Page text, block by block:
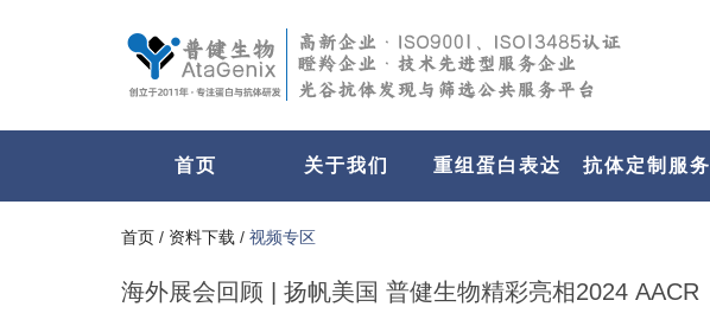
首页 关于我们 重组蛋白表达 抗体定制服务
首页 / 资料下载 / 视频专区
海外展会回顾 | 扬帆美国 普健生物精彩亮相2024 AACR